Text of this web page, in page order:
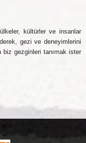
kültürler ve insanlar
gezi ve deneyimlerini
gezginleri tanımak ister